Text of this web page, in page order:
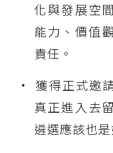
化與發展空
能力、價值
責任。
獲得正式邀
真正進入去
遴選應該也是